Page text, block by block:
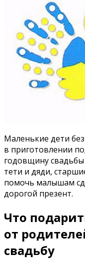
Маленькие дети
в приготовлении
годовщину
тети и дяди,
помочь малышам
дорогой презент.
Что
от
свадьбу